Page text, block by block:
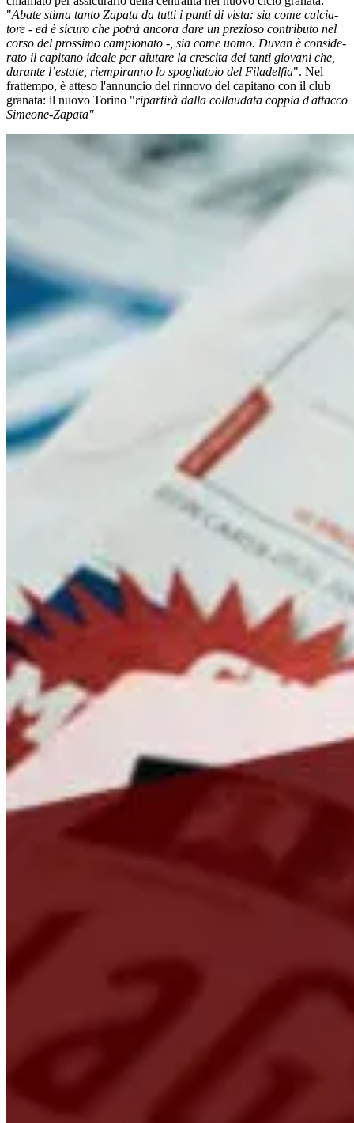
"Abate stima tanto Zapata da tutti i punti di vista: sia come cal­cia­
tore - ed è sicuro che potrà ancora dare un pre­zioso con­tri­buto nel
corso del pros­simo cam­pio­nato -, sia come uomo. Duvan è con­si­de­
rato il capi­tano ideale per aiu­tare la cre­scita dei tanti gio­vani che,
durante l’estate, riem­pi­ranno lo spo­glia­toio del Fila­del­fia". Nel
frattempo, è atteso l'annuncio del rinnovo del capitano con il club
granata: il nuovo Torino "ripartirà dalla collaudata coppia d'attacco
Simeone-Zapata"